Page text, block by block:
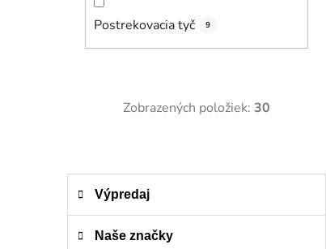
Postrekovacia tyč 9
Zobrazených položiek: 30
kategórie
K
t
Výpredaj
Naše značky